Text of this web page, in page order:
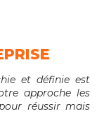
et définie est
approche les
réussir mais